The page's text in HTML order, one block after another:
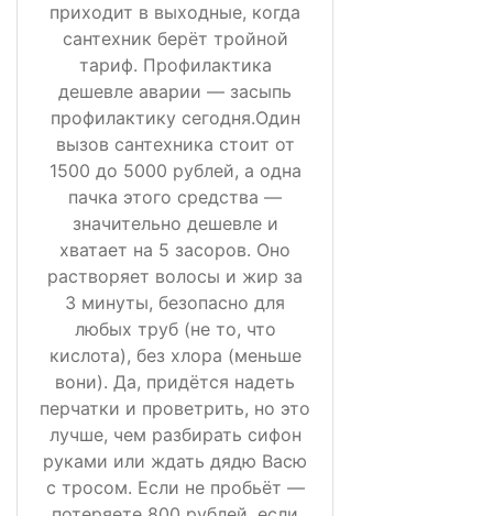
приходит в выходные, когда
сантехник берёт тройной
тариф. Профилактика
дешевле аварии — засыпь
профилактику сегодня.Один
вызов сантехника стоит от
1500 до 5000 рублей, а одна
пачка этого средства —
значительно дешевле и
хватает на 5 засоров. Оно
растворяет волосы и жир за
3 минуты, безопасно для
любых труб (не то, что
кислота), без хлора (меньше
вони). Да, придётся надеть
перчатки и проветрить, но это
лучше, чем разбирать сифон
руками или ждать дядю Васю
с тросом. Если не пробьёт —